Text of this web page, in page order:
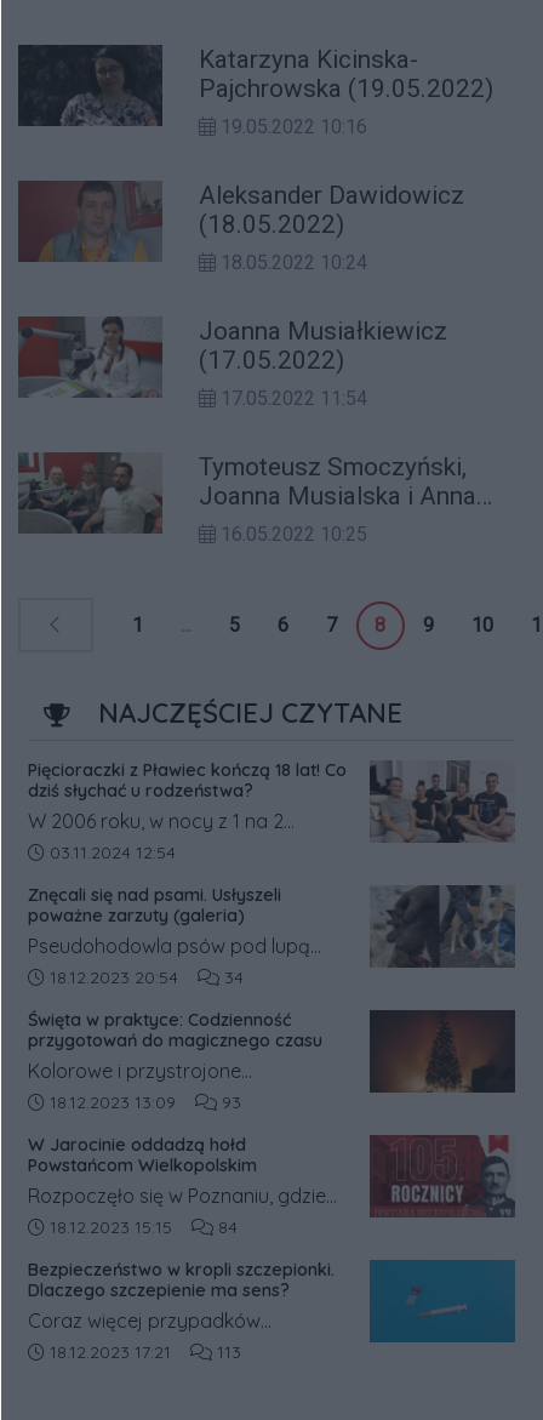
Katarzyna Kicinska-
Pajchrowska (19.05.2022)
19.05.2022 10:16
Aleksander Dawidowicz
(18.05.2022)
18.05.2022 10:24
Joanna Musiałkiewicz
(17.05.2022)
17.05.2022 11:54
Tymoteusz Smoczyński,
Joanna Musialska i Anna
Lisiak (16.05.2022)
16.05.2022 10:25
1 5 6 7 8 9 10
NAJCZĘŚCIEJ CZYTANE
Pięcioraczki z Pławiec kończą 18 lat! Co
dziś słychać u rodzeństwa?
W 2006 roku, w nocy z 1 na 2
listopada, w Pławcach w powiecie
pięcioraczki.
Data dodania artykułu:
03.11.2024 12:54
Znęcali się nad psami. Usłyszeli
poważne zarzuty (galeria)
Pseudohodowla psów pod lupą
prokuratury. Była ona prowadzona
w gm. Książ Wielkopolski w pow.
śremskim. Na jej trop wpadli
inspektorzy weterynaryjni, którzy o
sprawie powiadomili policję.
Data dodania artykułu:
18.12.2023 20:54 Liczba komentarzy artykułu:
34
Święta w praktyce: Codzienność
przygotowań do magicznego czasu
Kolorowe i przystrojone
świątecznymi dekoracjami witryny
przejść obok nich obojętnie.
Data dodania artykułu:
18.12.2023 13:09 Liczba komentarzy artykułu:
93
W Jarocinie oddadzą hołd
Powstańcom Wielkopolskim
Rozpoczęło się w Poznaniu, gdzie
mieszkańcy walczyli o ziemie
pruski.
Data dodania artykułu:
18.12.2023 15:15 Liczba komentarzy artykułu:
84
Bezpieczeństwo w kropli szczepionki.
Dlaczego szczepienie ma sens?
Coraz więcej przypadków
zachorowań na COVID-19. Wirus
Data dodania artykułu:
18.12.2023 17:21 Liczba komentarzy artykułu:
113